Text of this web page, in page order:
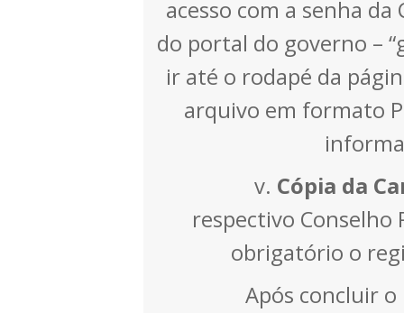
acesso com a senha da
do portal do governo –
ir até o rodapé da
arquivo em formato
v. Cópia da
respectivo Conselho
obrigatório o
Após concluir o